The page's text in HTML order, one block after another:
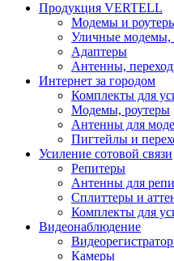
Продукция VERTELL
Модемы и
Уличные модемы,
Адаптеры
Антенны,
Интернет за городом
Комплекты для
Модемы, роутеры
Антенны для
Пигтейлы и
Усиление сотовой связи
Репитеры
Антенны для
Сплиттеры и
Комплекты для
Видеонаблюдение
Камеры